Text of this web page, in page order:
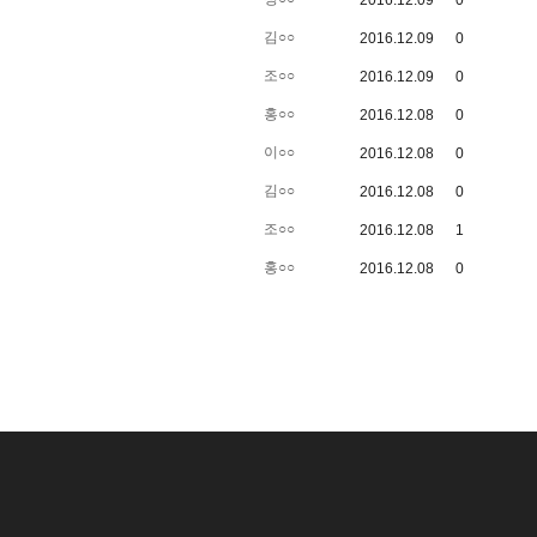
김○○ 2016.12.09 0
조○○ 2016.12.09 0
홍○○ 2016.12.08 0
이○○ 2016.12.08 0
김○○ 2016.12.08 0
조○○ 2016.12.08 1
홍○○ 2016.12.08 0